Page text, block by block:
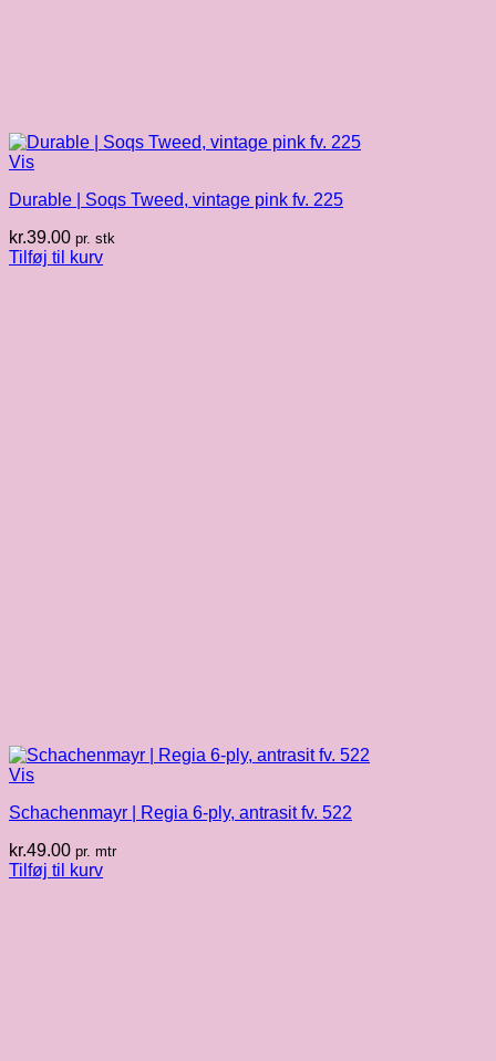
Vis
Durable | Soqs Tweed, vintage pink fv. 225
kr.39.00 pr. stk
Tilføj til kurv
Vis
Schachenmayr | Regia 6-ply, antrasit fv. 522
kr.49.00 pr. mtr
Tilføj til kurv